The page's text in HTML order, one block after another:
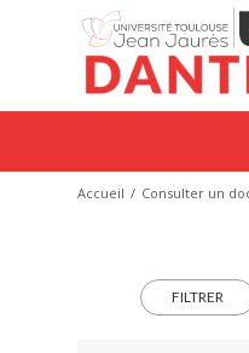
Accueil Consulter un
FILTRER